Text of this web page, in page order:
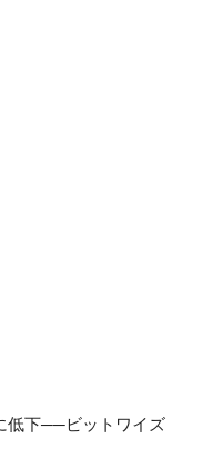
低下──ビットワイズ